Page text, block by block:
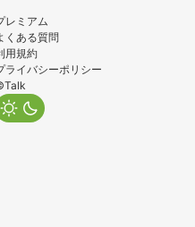
レミアム
くある質問
用規約
ライバシーポリシー